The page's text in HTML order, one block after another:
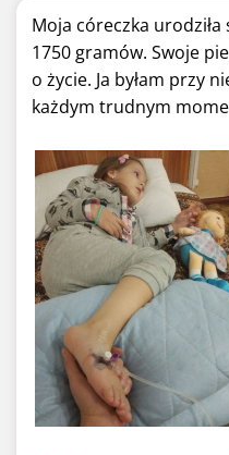
Moja córeczka urodziła
1750 gramów. Swoje
o życie. Ja byłam przy
każdym trudnym